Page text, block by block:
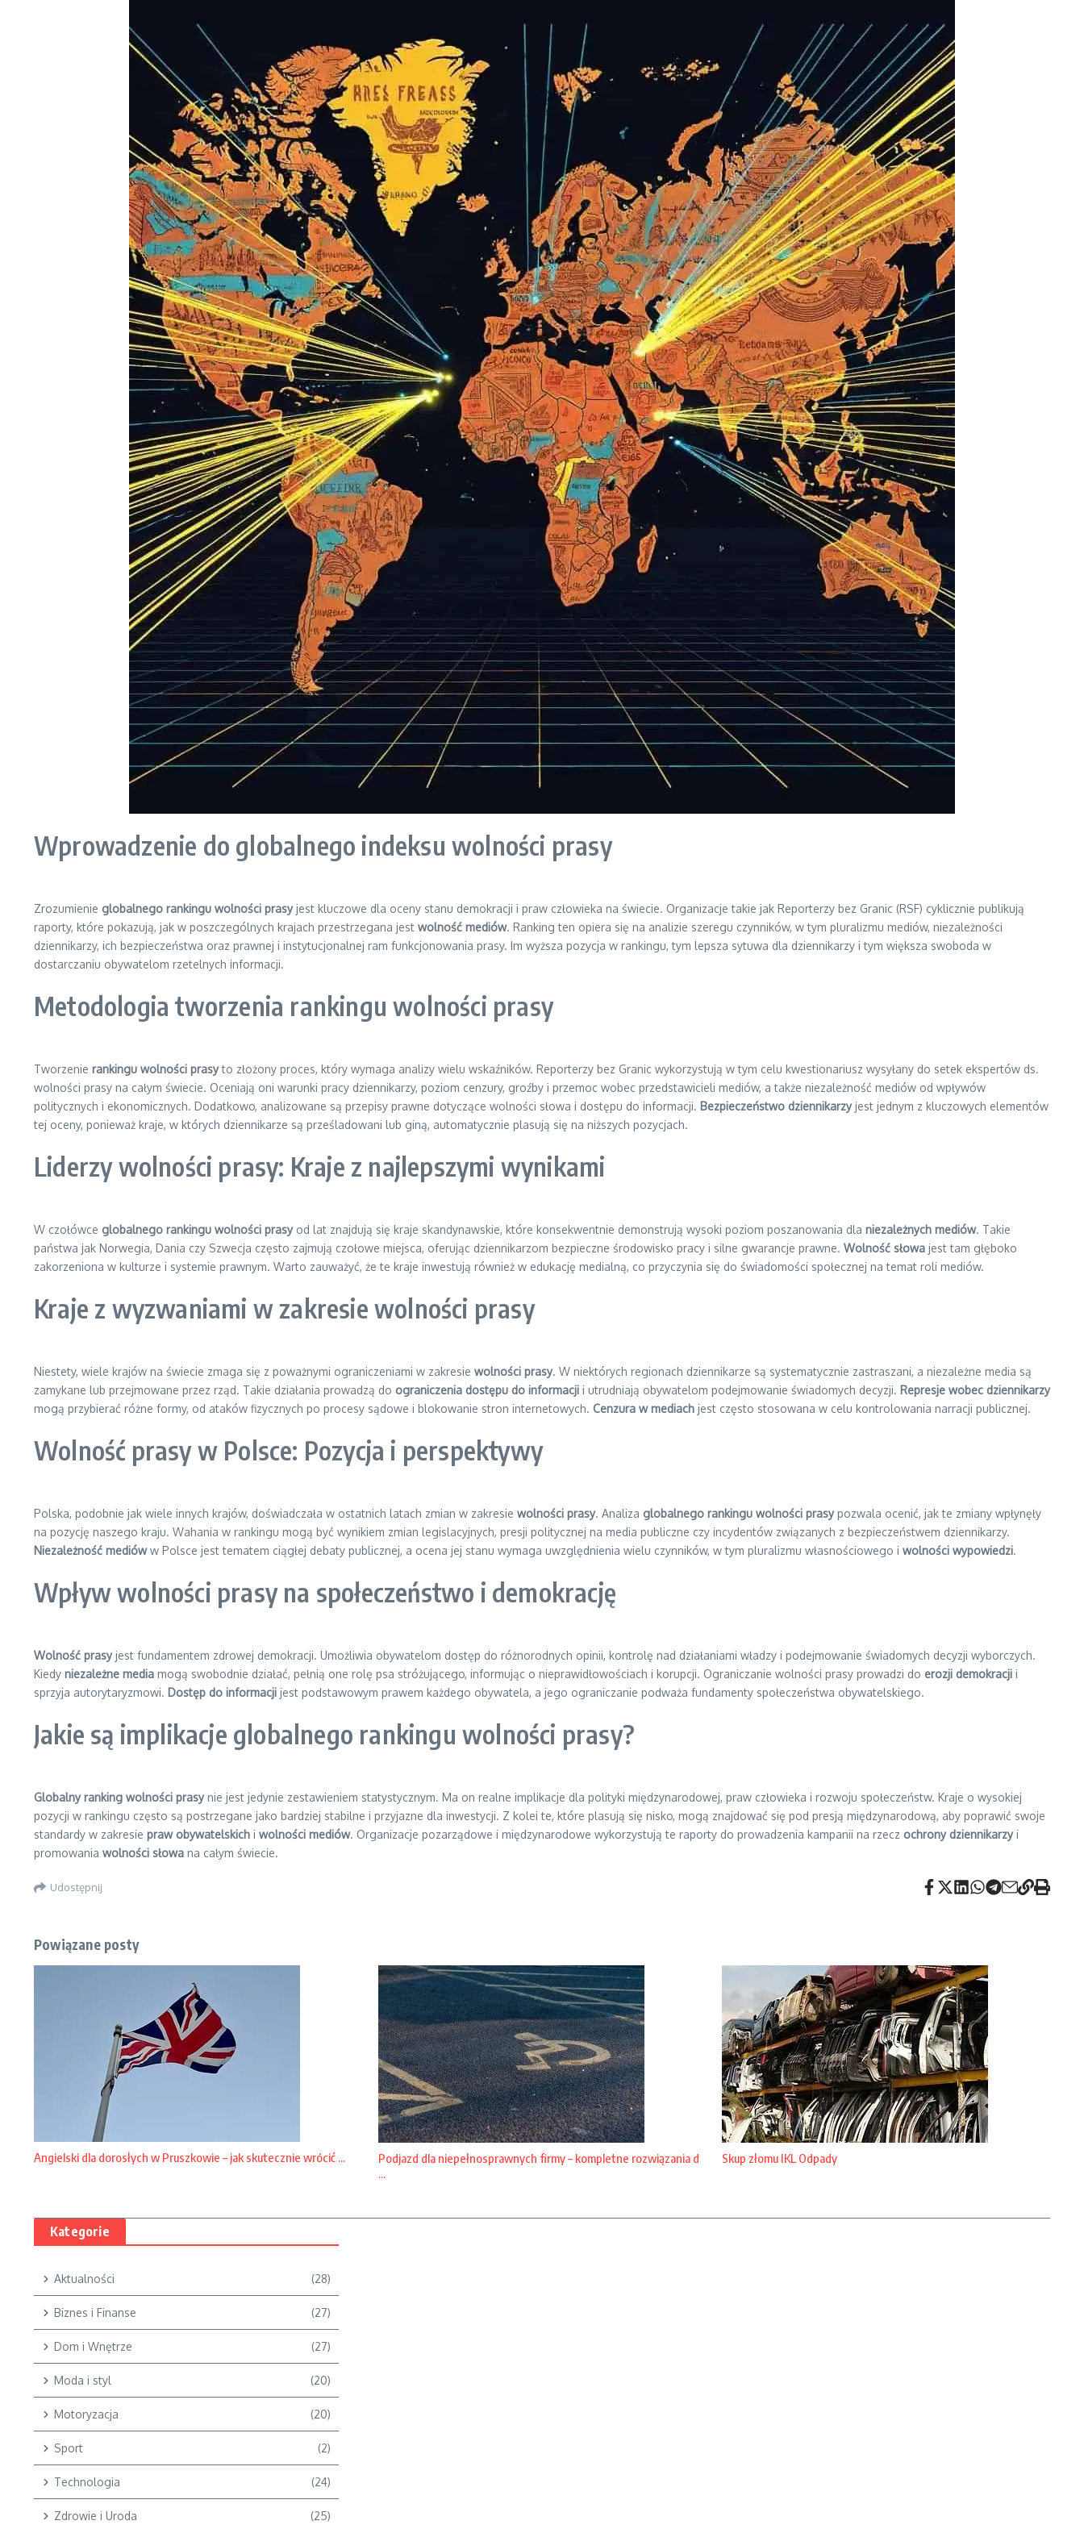
Wprowadzenie do globalnego indeksu wolności prasy
Zrozumienie globalnego rankingu wolności prasyjest kluczowe dla oceny stanu demokracji i praw człowieka na świecie. Organizacje takie jak Reporterzy bez Granic (RSF) cyklicznie publikują
raporty, które pokazują, jak w poszczególnych krajach przestrzegana jest wolność mediów. Ranking ten opiera się na analizie szeregu czynników, w tym pluralizmu mediów, niezależności
dziennikarzy, ich bezpieczeństwa oraz prawnej i instytucjonalnej ram funkcjonowania prasy. Im wyższa pozycja w rankingu, tym lepsza sytuwa dla dziennikarzy i tym większa swoboda w
dostarczaniu obywatelom rzetelnych informacji.
Metodologia tworzenia rankingu wolności prasy
Tworzenie rankingu wolności prasyto złożony proces, który wymaga analizy wielu wskaźników. Reporterzy bez Granic wykorzystują w tym celu kwestionariusz wysyłany do setek ekspertów ds.
wolności prasy na całym świecie. Oceniają oni warunki pracy dziennikarzy, poziom cenzury, groźby i przemoc wobec przedstawicieli mediów, a także niezależność mediów od wpływów
politycznych i ekonomicznych. Dodatkowo, analizowane są przepisy prawne dotyczące wolności słowa i dostępu do informacji. Bezpieczeństwo dziennikarzyjest jednym z kluczowych elementów
tej oceny, ponieważ kraje, w których dziennikarze są prześladowani lub giną, automatycznie plasują się na niższych pozycjach.
Liderzy wolności prasy: Kraje z najlepszymi wynikami
W czołówce globalnego rankingu wolności prasyod lat znajdują się kraje skandynawskie, które konsekwentnie demonstrują wysoki poziom poszanowania dla niezależnych mediów. Takie
państwa jak Norwegia, Dania czy Szwecja często zajmują czołowe miejsca, oferując dziennikarzom bezpieczne środowisko pracy i silne gwarancje prawne. Wolność słowa jest tam głęboko
zakorzeniona w kulturze i systemie prawnym. Warto zauważyć, że te kraje inwestują również w edukację medialną, co przyczynia się do świadomości społecznej na temat roli mediów.
Kraje z wyzwaniami w zakresie wolności prasy
Niestety, wiele krajów na świecie zmaga się z poważnymi ograniczeniami w zakresie wolności prasy. W niektórych regionach dziennikarze są systematycznie zastraszani, a niezależne media są
zamykane lub przejmowane przez rząd. Takie działania prowadzą do ograniczenia dostępu do informacji i utrudniają obywatelom podejmowanie świadomych decyzji. Represje wobec dziennikarzy
mogą przybierać różne formy, od ataków fizycznych po procesy sądowe i blokowanie stron internetowych. Cenzura w mediach jest często stosowana w celu kontrolowania narracji publicznej.
Wolność prasy w Polsce: Pozycja i perspektywy
Polska, podobnie jak wiele innych krajów, doświadczała w ostatnich latach zmian w zakresie wolności prasy. Analiza globalnego rankingu wolności prasypozwala ocenić, jak te zmiany wpłynęły
na pozycję naszego kraju. Wahania w rankingu mogą być wynikiem zmian legislacyjnych, presji politycznej na media publiczne czy incydentów związanych z bezpieczeństwem dziennikarzy.
Niezależność medióww Polsce jest tematem ciągłej debaty publicznej, a ocena jej stanu wymaga uwzględnienia wielu czynników, w tym pluralizmu własnościowego i wolności wypowiedzi.
Wpływ wolności prasy na społeczeństwo i demokrację
Wolność prasyjest fundamentem zdrowej demokracji. Umożliwia obywatelom dostęp do różnorodnych opinii, kontrolę nad działaniami władzy i podejmowanie świadomych decyzji wyborczych.
Kiedy niezależne media mogą swobodnie działać, pełnią one rolę psa stróżującego, informując o nieprawidłowościach i korupcji. Ograniczanie wolności prasy prowadzi do erozji demokracji i
sprzyja autorytaryzmowi. Dostęp do informacji jest podstawowym prawem każdego obywatela, a jego ograniczanie podważa fundamenty społeczeństwa obywatelskiego.
Jakie są implikacje globalnego rankingu wolności prasy?
Globalny ranking wolności prasynie jest jedynie zestawieniem statystycznym. Ma on realne implikacje dla polityki międzynarodowej, praw człowieka i rozwoju społeczeństw. Kraje o wysokiej
pozycji w rankingu często są postrzegane jako bardziej stabilne i przyjazne dla inwestycji. Z kolei te, które plasują się nisko, mogą znajdować się pod presją międzynarodową, aby poprawić swoje
standardy w zakresie praw obywatelskich i wolności mediów. Organizacje pozarządowe i międzynarodowe wykorzystują te raporty do prowadzenia kampanii na rzecz ochrony dziennikarzyi
promowania wolności słowa na całym świecie.
Udostępnij
Powiązane posty
Angielski dla dorosłych w Pruszkowie – jak skutecznie wrócić ...
Podjazd dla niepełnosprawnych firmy – kompletne rozwiązania d
...
Skup złomu IKL Odpady
Kategorie
Aktualności (28)
Biznes i Finanse (27)
Dom i Wnętrze (27)
Moda i styl (20)
Motoryzacja (20)
Sport (2)
Technologia (24)
Zdrowie i Uroda (25)